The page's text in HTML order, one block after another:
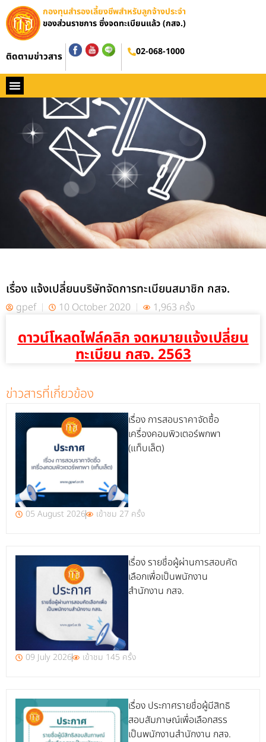
กองทุนสำรองเลี้ยงชีพสำหรับลูกจ้างประจำ
ของส่วนราชการ ซึ่งจดทะเบียนแล้ว (กสจ.)
ติดตามข่าวสาร 02-068-1000
เรื่อง แจ้งเปลี่ยนบริษัทจัดการทะเบียนสมาชิก กสจ.
gpef 10 October 2020 1,963 ครั้ง
ดาวน์โหลดไฟล์คลิก จดหมายแจ้งเปลี่ยน
ทะเบียน กสจ. 2563
ข่าวสารที่เกี่ยวข้อง
เรื่อง การสอบราคาจัดซื้อ
เครื่องคอมพิวเตอร์พกพา
(แท็บเล็ต)
05 August 2026 เข้าชม 27 ครั้ง
เรื่อง รายชื่อผู้ผ่านการสอบคัด
เลือกเพื่อเป็นพนักงาน
สำนักงาน กสจ.
09 July 2026 เข้าชม 145 ครั้ง
เรื่อง ประกาศรายชื่อผู้มีสิทธิ
สอบสัมภาษณ์เพื่อเลือกสรร
เป็นพนักงานสำนักงาน กสจ.